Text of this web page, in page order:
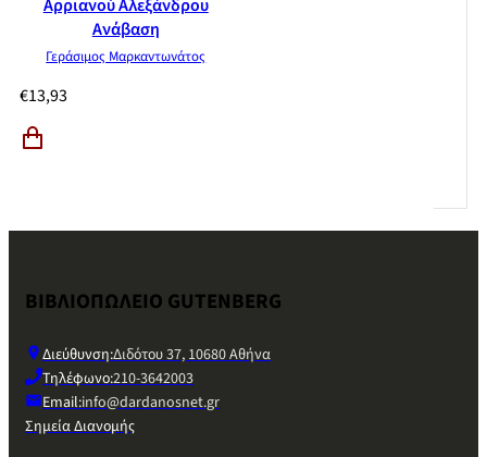
Αρριανού Αλεξάνδρου
Ανάβαση
Γεράσιμος Μαρκαντωνάτος
€13,93
ΒΙΒΛΙΟΠΩΛΕΙΟ GUTENBERG
Διεύθυνση:Διδότου 37, 10680 Αθήνα
Τηλέφωνο:210-3642003
Email:info@dardanosnet.gr
Σημεία Διανομής